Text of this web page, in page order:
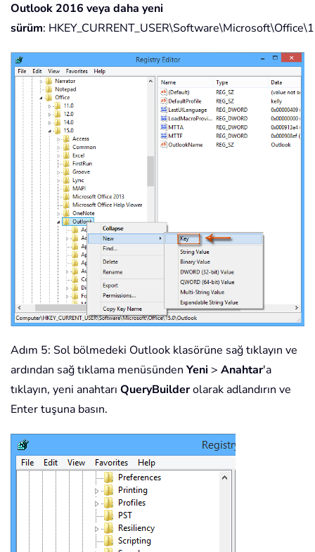
Outlook 2016 veya daha yeni
sürüm:
Adım 5: Sol bölmedeki Outlook klasörüne sağ tıklayın ve
ardından sağ tıklama menüsünden Yeni > Anahtar'a
tıklayın, yeni anahtarı QueryBuilderolarak adlandırın ve
Enter tuşuna basın.